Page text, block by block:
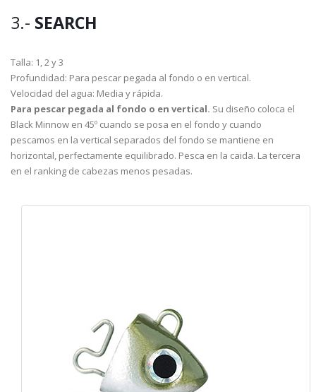
3.- SEARCH
Talla: 1, 2 y 3
Profundidad: Para pescar pegada al fondo o en vertical.
Velocidad del agua: Media y rápida.
Para pescar pegada al fondo o en vertical. Su diseño coloca el
Black Minnow en 45º cuando se posa en el fondo y cuando
pescamos en la vertical separados del fondo se mantiene en
horizontal, perfectamente equilibrado. Pesca en la caida. La tercera
en el ranking de cabezas menos pesadas.